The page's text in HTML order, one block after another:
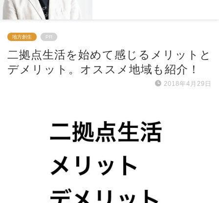
地方創生 PR
二拠点生活を始めて感じるメリットと
デメリット。オススメ地域も紹介！
2018年4月29日